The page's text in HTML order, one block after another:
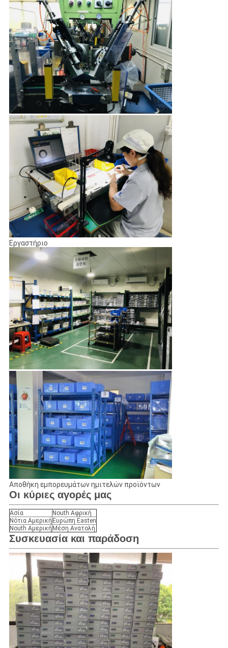
Εργαστήριο
Αποθήκη εμπορευμάτων ημιτελών προϊόντων
Οι κύριες αγορές μας
Ασία
Nouth Αφρική
Νότια Αμερική Ευρώπη Easten
Nouth Αμερική Μέση Ανατολή
Συσκευασία και παράδοση